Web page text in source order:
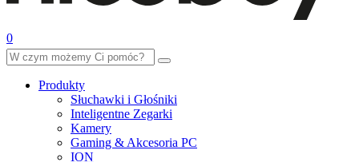
0
Produkty
Słuchawki i Głośniki
Inteligentne Zegarki
Kamery
Gaming & Akcesoria PC
ION